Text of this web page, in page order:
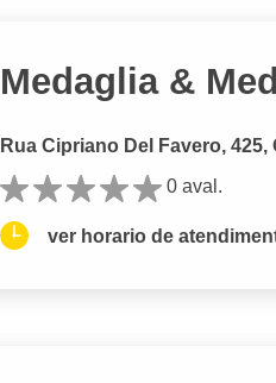
Medaglia &
Rua Cipriano Del Favero,
0 aval.
ver horario de